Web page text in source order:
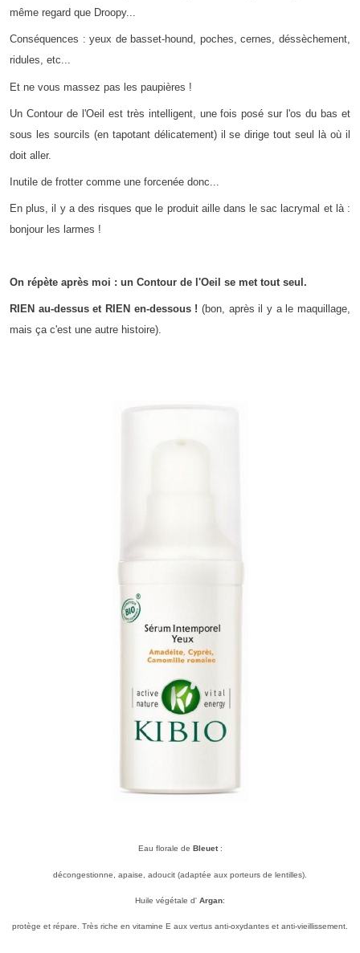
même regard que Droopy...
Conséquences : yeux de basset-hound, poches, cernes, déssèchement,
ridules, etc...
Et ne vous massez pas les paupières !
Un Contour de l'Oeil est très intelligent, une fois posé sur l'os du bas et
sous les sourcils (en tapotant délicatement) il se dirige tout seul là où il
doit aller.
Inutile de frotter comme une forcenée donc...
En plus, il y a des risques que le produit aille dans le sac lacrymal et là :
bonjour les larmes !
On répète après moi : un Contour de l'Oeil se met tout seul.
RIEN au-dessus et RIEN en-dessous ! (bon, après il y a le maquillage,
mais ça c'est une autre histoire).
Eau florale de Bleuet:
décongestionne, apaise, adoucit (adaptée aux porteurs de lentilles).
Huile végétale d' Argan:
protège et répare. Très riche en vitamine E aux vertus anti-oxydantes et anti-vieillissement.